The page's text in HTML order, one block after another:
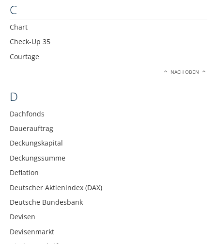
C
Chart
Check-Up 35
Courtage
NACH OBEN
D
Dachfonds
Dauerauftrag
Deckungskapital
Deckungssumme
Deflation
Deutscher Aktienindex (DAX)
Deutsche Bundesbank
Devisen
Devisenmarkt